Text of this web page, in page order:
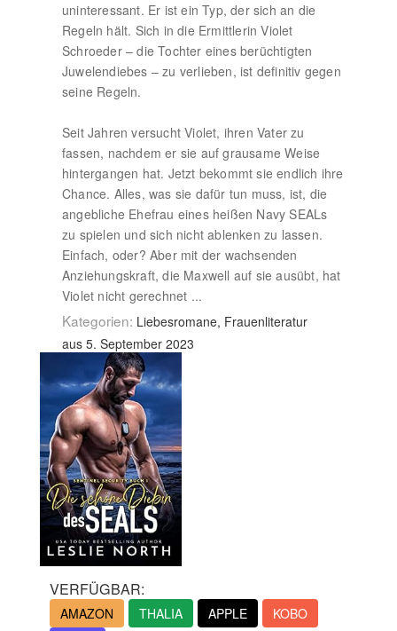
uninteressant. Er ist ein Typ, der sich an die
Regeln hält. Sich in die Ermittlerin Violet
Schroeder – die Tochter eines berüchtigten
Juwelendiebes – zu verlieben, ist definitiv gegen
seine Regeln.
Seit Jahren versucht Violet, ihren Vater zu
fassen, nachdem er sie auf grausame Weise
hintergangen hat. Jetzt bekommt sie endlich ihre
Chance. Alles, was sie dafür tun muss, ist, die
angebliche Ehefrau eines heißen Navy SEALs
zu spielen und sich nicht ablenken zu lassen.
Einfach, oder? Aber mit der wachsenden
Anziehungskraft, die Maxwell auf sie ausübt, hat
Violet nicht gerechnet ...
Kategorien: Liebesromane, Frauenliteratur
aus 5. September 2023
VERFÜGBAR:
AMAZON THALIA APPLE
KOBO